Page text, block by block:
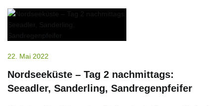
22. Mai 2022
Nordseeküste – Tag 2 nachmittags:
Seeadler, Sanderling, Sandregenpfeifer